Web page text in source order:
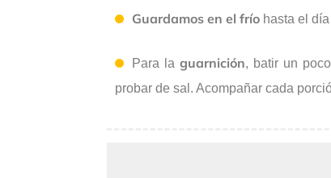
Guardamos en el frío hasta el
Para la guarnición, batir un
probar de sal. Acompañar cada